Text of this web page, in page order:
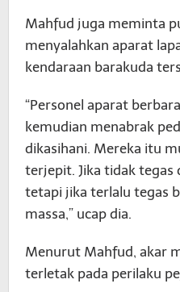
Mahfud juga meminta
menyalahkan aparat
kendaraan barakuda
“Personel aparat
kemudian menabrak
dikasihani. Mereka itu
terjepit. Jika tidak tegas
tetapi jika terlalu tegas
massa,” ucap dia.
Menurut Mahfud, akar
terletak pada perilaku